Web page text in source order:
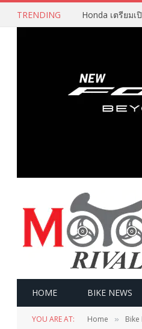
TRENDING Honda เตรียม
HOME BIKE NEWS
YOU ARE AT: Home » Bike